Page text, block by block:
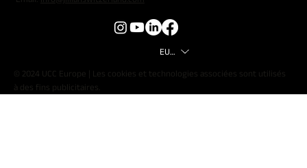
EUR (€)
© 2024 UCC Europe | Les cookies et technologies associées sont utilisés
à des fins publicitaires.